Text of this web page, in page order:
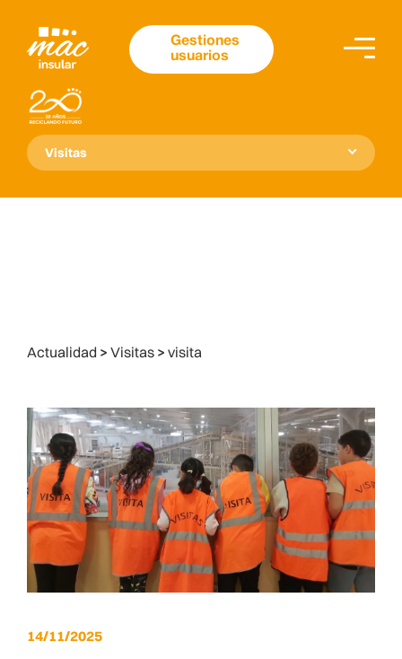
Gestiones
usuarios
Visitas
Actualidad > Visitas > visita
14/11/2025